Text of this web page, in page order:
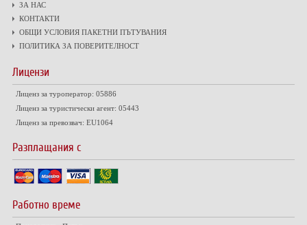
ЗА НАС
КОНТАКТИ
ОБЩИ УСЛОВИЯ ПАКЕТНИ ПЪТУВАНИЯ
ПОЛИТИКА ЗА ПОВЕРИТЕЛНОСТ
Лицензи
Лиценз за туроператор: 05886
Лиценз за туристически агент: 05443
Лиценз за превозвач: EU1064
Разплащания с
Работно време